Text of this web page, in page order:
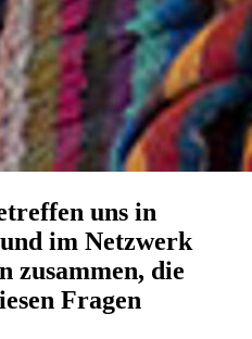
uns in
im Netzwerk
zusammen, die
Fragen